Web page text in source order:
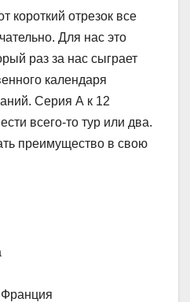
короткий отрезок все
Для нас это
раз за нас сыграет
календаря
Серия А к 12
всего-то тур или два.
преимущество в свою
Франция